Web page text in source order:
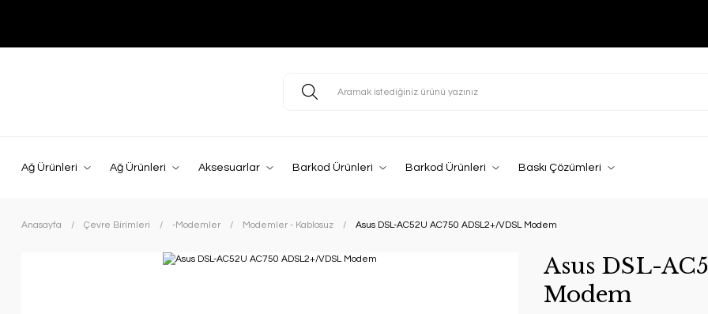
Ağ Ürünleri Ağ Ürünleri Aksesuarlar Barkod Ürünleri Barkod Ürünleri Baskı Çözümleri
Anasayfa Çevre Birimleri -Modemler Modemler - Kablosuz Asus DSL-AC52U AC750 ADSL2+/VDSL Modem
Asus DSL-
Modem